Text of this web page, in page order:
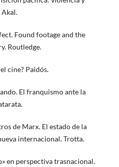
Akal.
Found footage and the
Routledge.
cine? Paidós.
El franquismo ante la
de Marx. El estado de la
internacional. Trotta.
en perspectiva trasnacional.